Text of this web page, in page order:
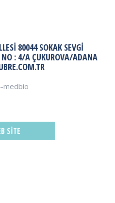
80044 SOKAK SEVGI
: 4/A ÇUKUROVA/ADANA
SITE